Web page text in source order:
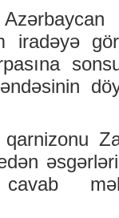
iradəyə